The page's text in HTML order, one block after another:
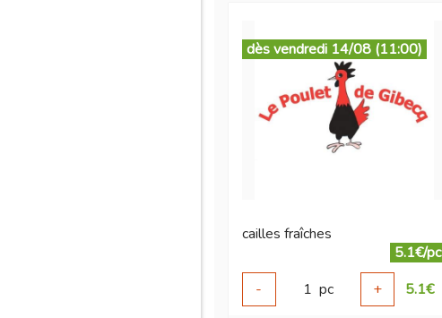
dès vendredi 14/08 (11:00)
cailles fraîches
5.1€/pc
-
1 pc + 5.1€